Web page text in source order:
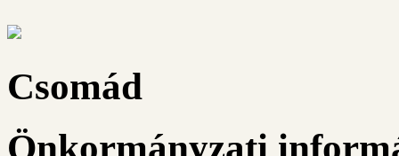
Csomád
Önkormányzati